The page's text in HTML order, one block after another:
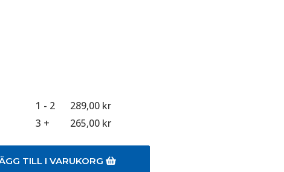
1 - 2 289,00 kr
3 + 265,00 kr
TILL I VARUKORG